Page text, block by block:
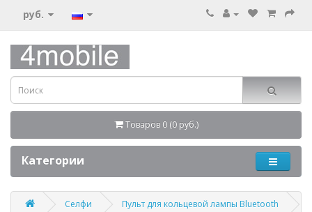
руб.
Товаров 0 (0 руб.)
Категории
Селфи Пульт для кольцевой лампы Bluetooth